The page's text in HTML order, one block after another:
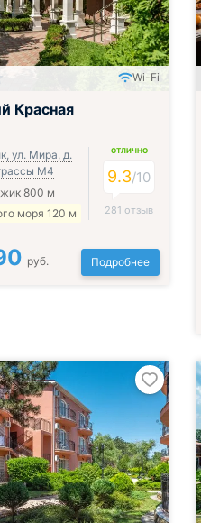
Wi-Fi
Красная
ул. Мира, д.
М4
800 м
моря 120 м
ОТЛИЧНО
9.3/10
281 отзыв
руб. Подробнее